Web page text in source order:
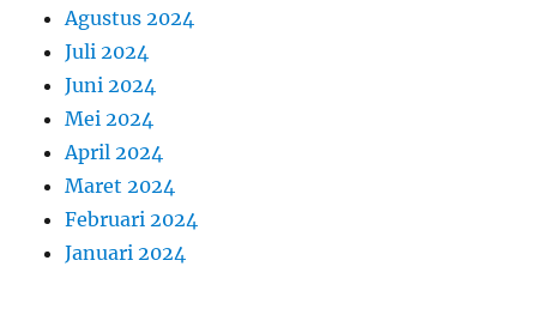
Agustus 2024
Juli 2024
Juni 2024
Mei 2024
April 2024
Maret 2024
Februari 2024
Januari 2024